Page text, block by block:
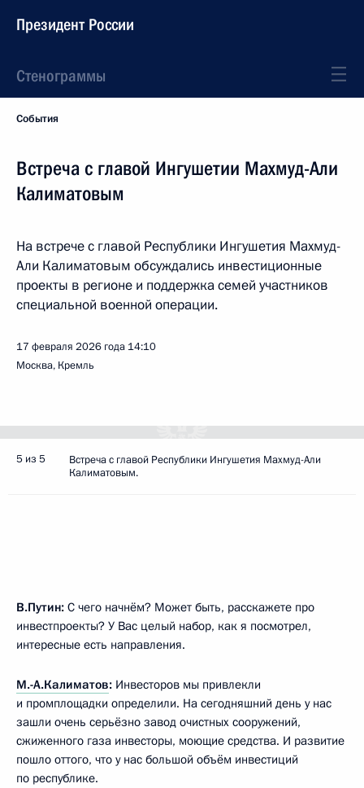
Президент России
Стенограммы
События
Встреча с главой Ингушетии Махмуд-Али
Калиматовым
На встрече с главой Республики Ингушетия Махмуд-
Али Калиматовым обсуждались инвестиционные
проекты в регионе и поддержка семей участников
специальной военной операции.
17 февраля 2026 года 14:10
Москва, Кремль
5 из 5
Встреча с главой Республики Ингушетия Махмуд-Али
Калиматовым.
В.Путин: С чего начнём? Может быть, расскажете про
инвестпроекты? У Вас целый набор, как я посмотрел,
интересные есть направления.
М.-А.Калиматов: Инвесторов мы привлекли
и промплощадки определили. На сегодняшний день у нас
зашли очень серьёзно завод очистных сооружений,
сжиженного газа инвесторы, моющие средства. И развитие
пошло оттого, что у нас большой объём инвестиций
по республике.